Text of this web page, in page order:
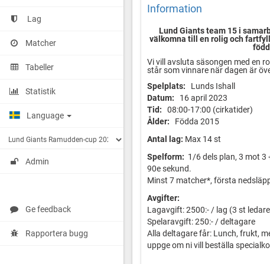
Lag
Matcher
Tabeller
Statistik
Language
Admin
Ge feedback
Rapportera bugg
Information
Lund Giants team 15 i
välkomna till en rolig och
Vi vill avsluta säsongen med en
står som vinnare när dagen är
Spelplats: Lunds Ishall
Datum:
16 april 2023
Tid:
08:00-17:00 (cirkatider)
Ålder: Födda 2015
Antal lag: Max 14 st
Spelform: 1/6 dels plan, 3 mot 3
90e sekund.
Minst 7 matcher*, första
Avgifter:
Lagavgift: 2500:- / lag (3 st
Spelaravgift: 250:- / deltagare
Alla deltagare får: Lunch, frukt,
uppge om ni vill beställa